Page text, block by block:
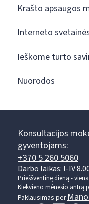
Krašto apsaugos
Interneto
Ieškome turto
Nuorodos
Konsultacijos
gyventojams:
+370 5 260 5060
Darbo laikas: I-IV
Prieššventinę dieną -
Kiekvieno mėnesio antrą
Paklausimas per